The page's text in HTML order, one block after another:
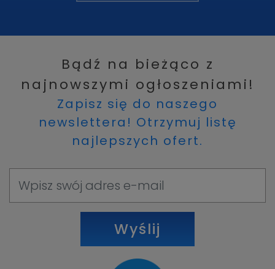
Bądź na bieżąco z
najnowszymi ogłoszeniami!
Zapisz się do naszego
newslettera! Otrzymuj listę
najlepszych ofert.
Wyślij